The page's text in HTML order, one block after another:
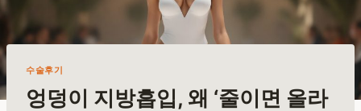
수술후기
엉덩이 지방흡입, 왜 ‘줄이면 올라